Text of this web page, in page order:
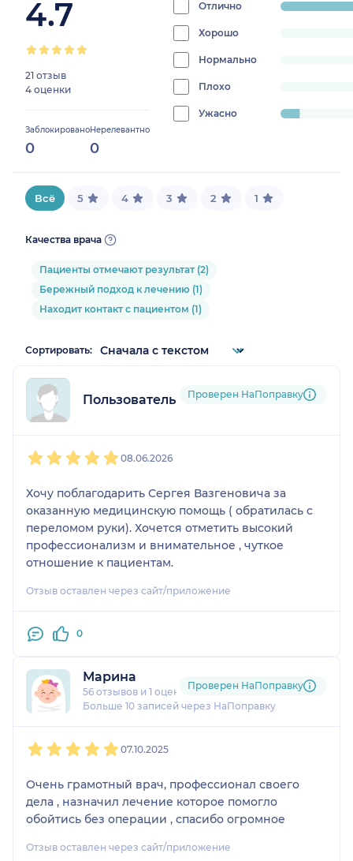
4.7
21 отзыв
4 оценки
Заблокировано
0
Нерелевантно
0
Отлично
progress:
Хорошо
0%
Нормально
0%
Плохо
progress:
Ужасно
8%
Всё 5 4 3 2 1
Качества врача
Пациенты отмечают результат (2)
Бережный подход к лечению (1)
Находит контакт с пациентом (1)
Сортировать:
Пользователь НаПоправку
Проверен НаПоправку
08.06.2026
Хочу поблагодарить Сергея Вазгеновича за
оказанную медицинскую помощь ( обратилась с
переломом руки). Хочется отметить высокий
профессионализм и внимательное , чуткое
отношение к пациентам.
Отзыв оставлен через сайт/приложение
0
Марина
56 отзывов и 1 оценка
Больше 10 записей через НаПоправку
Проверен НаПоправку
07.10.2025
Очень грамотный врач, профессионал своего
дела , назначил лечение которое помогло
обойтись без операции , спасибо огромное
Отзыв оставлен через сайт/приложение